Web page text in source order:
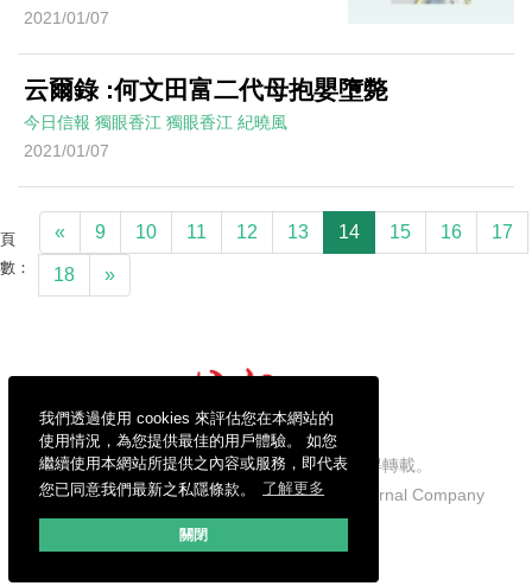
我們透過使用 cookies 來評估您在本網站的
使用情況，為您提供最佳的用戶體驗。 如您
繼續使用本網站所提供之內容或服務，即代表
您已同意我們最新之私隱條款。
了解更多
關閉
2021/01/07
云爾錄 :何文田富二代母抱嬰墮斃
今日信報 獨眼香江 獨眼香江 紀曉風
2021/01/07
頁
數：
« 9 10 11 12 13 14 15 16 17
18 »
信報財經新聞有限公司版權所有，不得轉載。
Copyright © 2026 Hong Kong Economic Journal Company
Limited. All rights reserved.